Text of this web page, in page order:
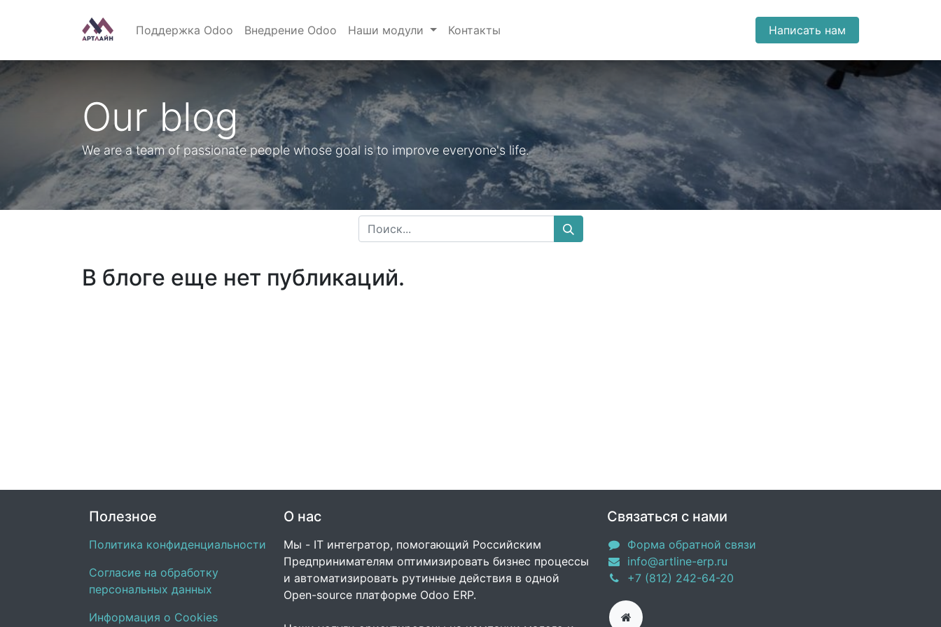
Поддержка Odoo Внедрение Odoo Наши модули Контакты Написать нам
Our blog
We are a team of passionate people whose goal is to improve everyone's life.
В блоге еще нет публикаций.
Полезное
Политика конфиденциальности
Согласие на обработку
персональных данных
Информация о Cookies
Связаться с нами
Форма обратной связи
info@artline-erp.ru
+7 (812) 242-64-20
О нас
Мы - IT интегратор, помогающий Российским
Предпринимателям оптимизировать бизнес процессы
и автоматизировать рутинные действия в одной
Open-source платформе Odoo ERP.